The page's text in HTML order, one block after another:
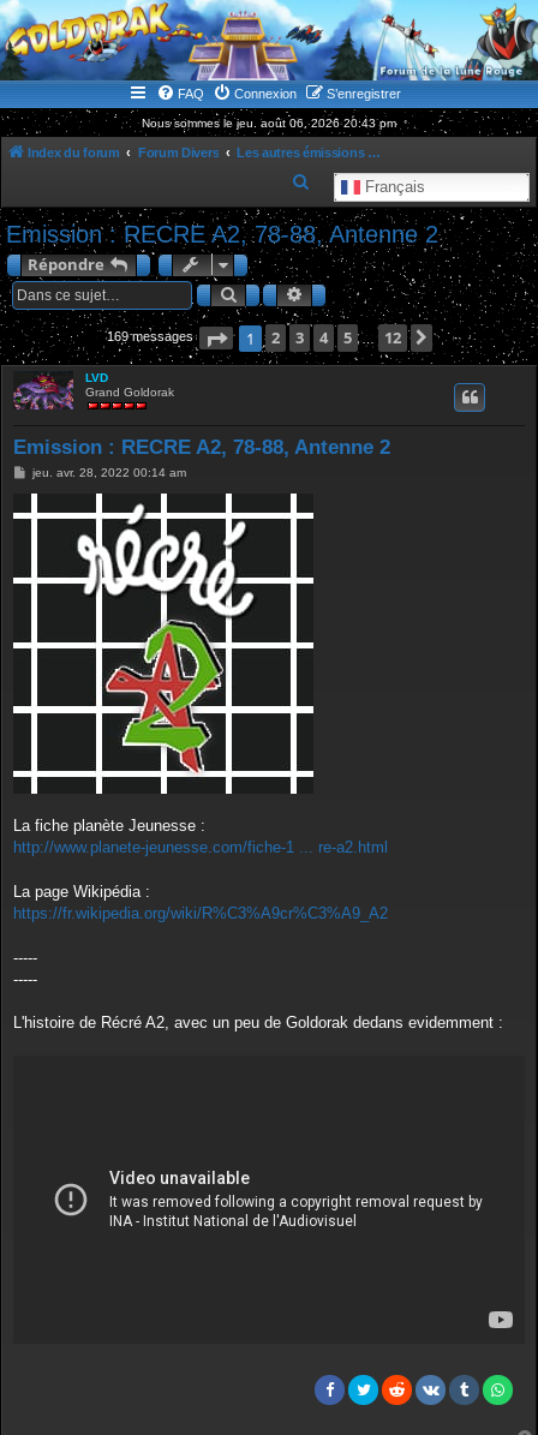
WWW.GOLDORAKGO.COM
le site de la Lune Rouge
FAQ Connexion S’enregistrer
Nous sommes le jeu. août 06, 2026 20:43 pm
Index du forum Forum Divers Les autres émissions marquantes de notre jeunesse
Français
e
c
e
r
c
r
Emission : RECRE A2, 78-88, Antenne 2
Répondre
RechercherRecherche avancée
169 messages Page 1sur 12
1 2 3 4 5 … 12 Suivante
LVD
Grand Goldorak
Emission : RECRE A2, 78-88, Antenne 2
M
s
jeu. avr. 28, 2022 00:14 am
La fiche planète Jeunesse :
http://www.planete-jeunesse.com/fiche-1 ... re-a2.html
La page Wikipédia :
https://fr.wikipedia.org/wiki/R%C3%A9cr%C3%A9_A2
-----
-----
L'histoire de Récré A2, avec un peu de Goldorak dedans evidemment :